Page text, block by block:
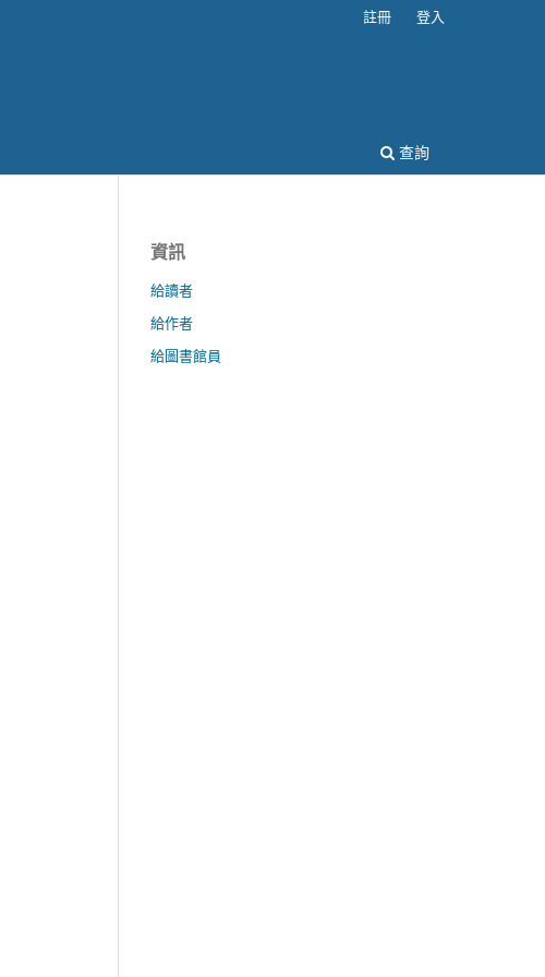
查詢
註冊 登入
資訊
給讀者
給作者
給圖書館員